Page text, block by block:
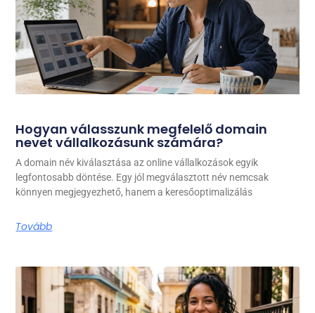
Hogyan válasszunk megfelelő domain
nevet vállalkozásunk számára?
A domain név kiválasztása az online vállalkozások egyik
legfontosabb döntése. Egy jól megválasztott név nemcsak
könnyen megjegyezhető, hanem a keresőoptimalizálás
Tovább